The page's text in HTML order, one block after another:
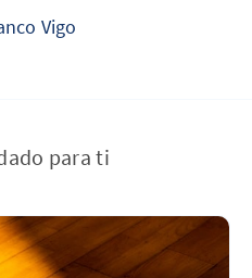
Vigo
para ti